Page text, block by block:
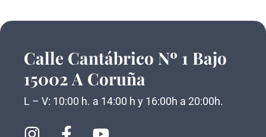
Calle Cantábrico Nº 1 Bajo
15002 A Coruña
L – V: 10:00 h. a 14:00 h y 16:00h a 20:00h.